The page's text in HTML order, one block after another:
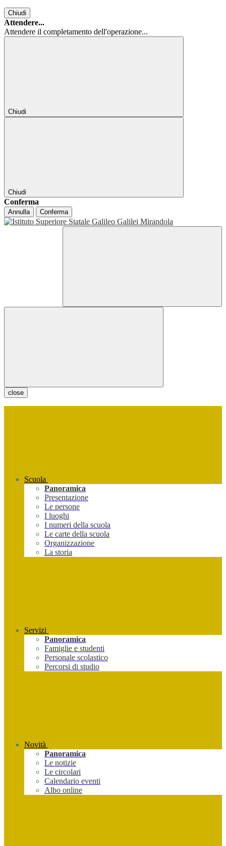
Chiudi
Attendere...
Attendere il completamento dell'operazione...
Chiudi
Chiudi
Conferma
Annulla Conferma
close
Scuola
Panoramica
Presentazione
Le persone
I luoghi
I numeri della scuola
Le carte della scuola
Organizzazione
La storia
Servizi
Panoramica
Famiglie e studenti
Personale scolastico
Percorsi di studio
Novità
Panoramica
Le notizie
Le circolari
Calendario eventi
Albo online